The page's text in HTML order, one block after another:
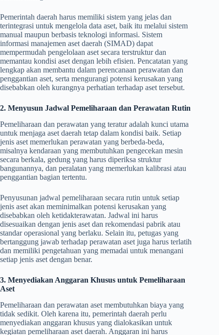
Pemerintah daerah harus memiliki sistem yang jelas dan
terintegrasi untuk mengelola data aset, baik itu melalui sistem
manual maupun berbasis teknologi informasi. Sistem
informasi manajemen aset daerah (SIMAD) dapat
mempermudah pengelolaan aset secara terstruktur dan
memantau kondisi aset dengan lebih efisien. Pencatatan yang
lengkap akan membantu dalam perencanaan perawatan dan
penggantian aset, serta mengurangi potensi kerusakan yang
disebabkan oleh kurangnya perhatian terhadap aset tersebut.
2. Menyusun Jadwal Pemeliharaan dan Perawatan Rutin
Pemeliharaan dan perawatan yang teratur adalah kunci utama
untuk menjaga aset daerah tetap dalam kondisi baik. Setiap
jenis aset memerlukan perawatan yang berbeda-beda,
misalnya kendaraan yang membutuhkan pengecekan mesin
secara berkala, gedung yang harus diperiksa struktur
bangunannya, dan peralatan yang memerlukan kalibrasi atau
penggantian bagian tertentu.
Penyusunan jadwal pemeliharaan secara rutin untuk setiap
jenis aset akan meminimalkan potensi kerusakan yang
disebabkan oleh ketidakterawatan. Jadwal ini harus
disesuaikan dengan jenis aset dan rekomendasi pabrik atau
standar operasional yang berlaku. Selain itu, petugas yang
bertanggung jawab terhadap perawatan aset juga harus terlatih
dan memiliki pengetahuan yang memadai untuk menangani
setiap jenis aset dengan benar.
3. Menyediakan Anggaran Khusus untuk Pemeliharaan
Aset
Pemeliharaan dan perawatan aset membutuhkan biaya yang
tidak sedikit. Oleh karena itu, pemerintah daerah perlu
menyediakan anggaran khusus yang dialokasikan untuk
kegiatan pemeliharaan aset daerah. Anggaran ini harus